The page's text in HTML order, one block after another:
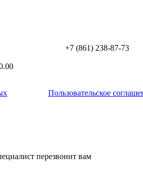
+7 (861) 238-87-73
Пользовательское
перезвонит вам